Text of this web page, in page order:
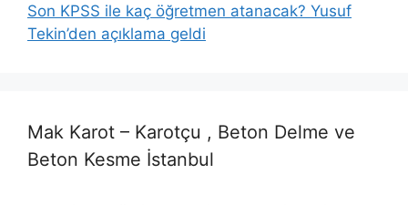
Son KPSS ile kaç öğretmen atanacak? Yusuf
Tekin’den açıklama geldi
Mak Karot – Karotçu , Beton Delme ve
Beton Kesme İstanbul